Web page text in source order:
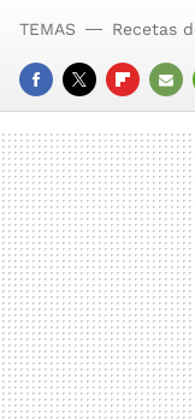
FACEBOOK
TWITTERFLIPBOARD
E-
MAIL
TEMAS Recetas